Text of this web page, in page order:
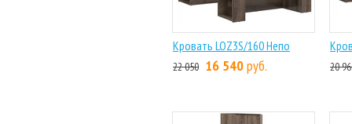
Кровать LOZ3S/160 Непо
22 050 16 540руб. 20